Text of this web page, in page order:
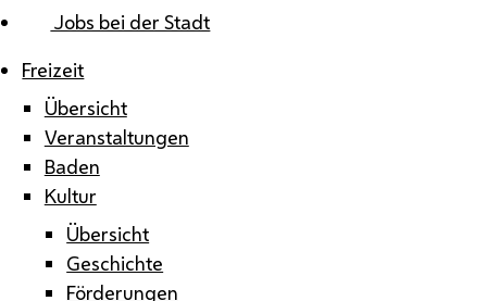
Jobs bei der Stadt
Freizeit
Übersicht
Veranstaltungen
Baden
Kultur
Übersicht
Geschichte
Förderungen